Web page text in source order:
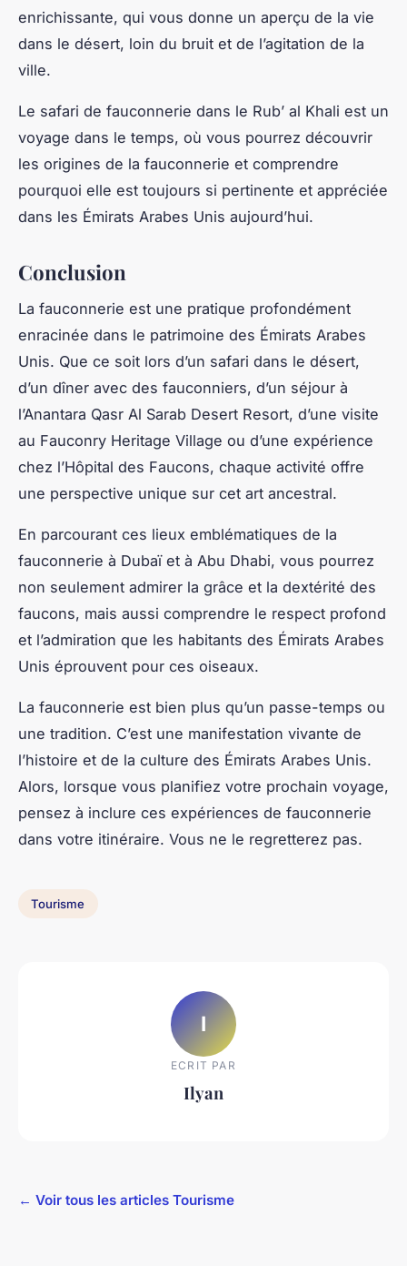
enrichissante, qui vous donne un aperçu de la vie
dans le désert, loin du bruit et de l’agitation de la
ville.
Le safari de fauconnerie dans le Rub’ al Khali est un
voyage dans le temps, où vous pourrez découvrir
les origines de la fauconnerie et comprendre
pourquoi elle est toujours si pertinente et appréciée
dans les Émirats Arabes Unis aujourd’hui.
Conclusion
La fauconnerie est une pratique profondément
enracinée dans le patrimoine des Émirats Arabes
Unis. Que ce soit lors d’un safari dans le désert,
d’un dîner avec des fauconniers, d’un séjour à
l’Anantara Qasr Al Sarab Desert Resort, d’une visite
au Fauconry Heritage Village ou d’une expérience
chez l’Hôpital des Faucons, chaque activité offre
une perspective unique sur cet art ancestral.
En parcourant ces lieux emblématiques de la
fauconnerie à Dubaï et à Abu Dhabi, vous pourrez
non seulement admirer la grâce et la dextérité des
faucons, mais aussi comprendre le respect profond
et l’admiration que les habitants des Émirats Arabes
Unis éprouvent pour ces oiseaux.
La fauconnerie est bien plus qu’un passe-temps ou
une tradition. C’est une manifestation vivante de
l’histoire et de la culture des Émirats Arabes Unis.
Alors, lorsque vous planifiez votre prochain voyage,
pensez à inclure ces expériences de fauconnerie
dans votre itinéraire. Vous ne le regretterez pas.
Tourisme
I
ECRIT PAR
Ilyan
← Voir tous les articles Tourisme